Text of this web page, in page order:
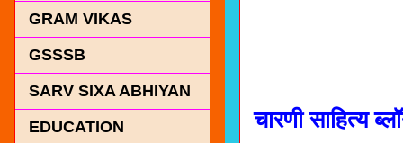
चारणी साहित्य
GRAM VIKAS
GSSSB
SARV SIXA ABHIYAN
EDUCATION